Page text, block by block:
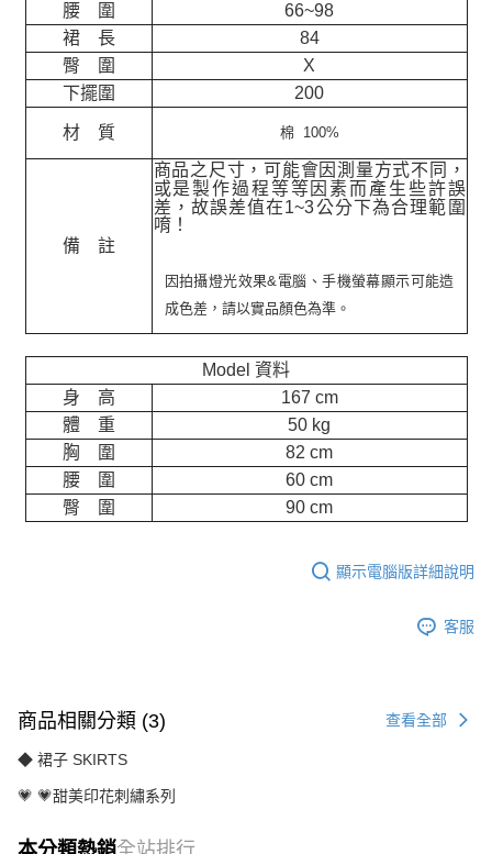
腰 圍
66~98
裙 長
84
臀 圍
X
下擺圍
200
材 質 棉 100%
備 註
商品之尺寸，可能會因測量方式不同，
或是製作過程等等因素而產生些許誤
差，故誤差值在1~3公分下為合理範圍
唷！
因拍攝燈光效果&電腦、手機螢幕顯示可能造
成色差，請以實品顏色為準。
Model 資料
身 高
167 cm
體 重
50 kg
胸 圍
82 cm
腰 圍
60 cm
臀 圍
90 cm
顯示電腦版詳細說明
客服
商品相關分類 (3) 查看全部
◆ 裙子 SKIRTS
💗 💗甜美印花刺繡系列
本分類熱銷全站排行